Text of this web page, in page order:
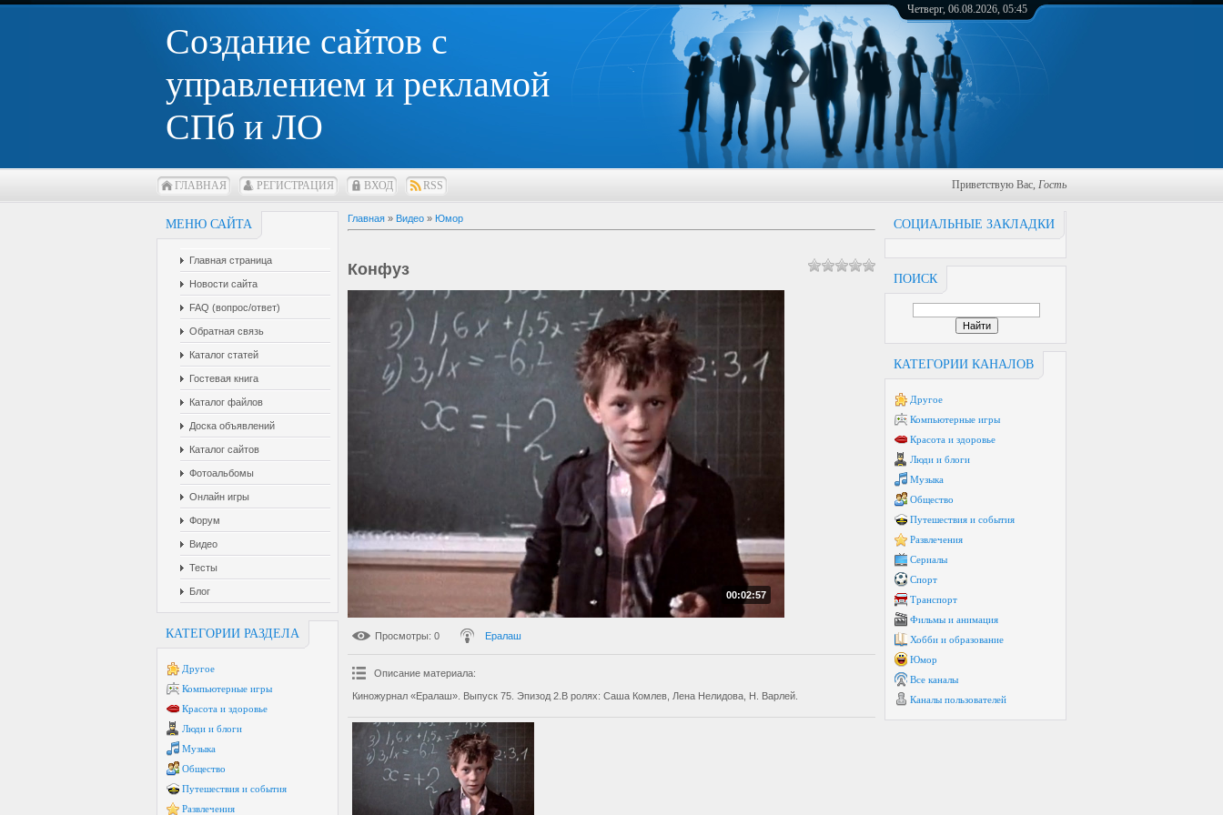
Создание сайтов с
управлением и рекламой
СПб и ЛО
Четверг, 06.08.2026, 05:45
ГЛАВНАЯ РЕГИСТРАЦИЯ ВХОД RSS Приветствую Вас, Гость
МЕНЮ САЙТА
Главная страница
Новости сайта
FAQ (вопрос/ответ)
Обратная связь
Каталог статей
Гостевая книга
Каталог файлов
Доска объявлений
Каталог сайтов
Фотоальбомы
Онлайн игры
Форум
Видео
Тесты
Блог
КАТЕГОРИИ РАЗДЕЛА
Другое
Компьютерные игры
Красота и здоровье
Люди и блоги
Музыка
Общество
Путешествия и события
Развлечения
СОЦИАЛЬНЫЕ ЗАКЛАДКИ
ПОИСК
КАТЕГОРИИ КАНАЛОВ
Другое
Компьютерные игры
Красота и здоровье
Люди и блоги
Музыка
Общество
Путешествия и события
Развлечения
Сериалы
Спорт
Транспорт
Фильмы и анимация
Хобби и образование
Юмор
Все каналы
Каналы пользователей
Главная » Видео » Юмор
Конфуз
00:02:57
Просмотры: 0 Ералаш
Описание материала:
Киножурнал «Ералаш». Выпуск 75. Эпизод 2.В ролях: Саша Комлев, Лена Нелидова, Н. Варлей.